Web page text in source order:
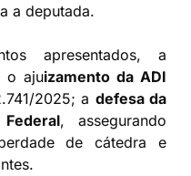
a deputada.
apresentados, a
o ajuizamento da ADI
2025; a defesa da
, assegurando
de cátedra e